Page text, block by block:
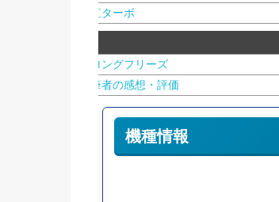
紅ターボ
ロングフリーズ
筆者の感想・評価
機種情報